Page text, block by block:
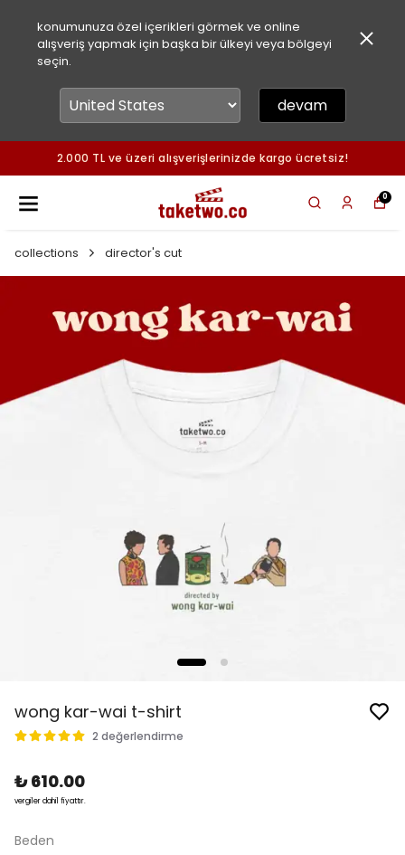
konumunuza özel içerikleri görmek ve online
alışveriş yapmak için başka bir ülkeyi veya bölgeyi
seçin.
devam
2.000 TL ve üzeri alışverişlerinizde kargo ücretsiz!
0
collections director's cut
wong kar-wai t-shirt
2 değerlendirme
₺ 610.00
vergiler dahil fiyattır.
Beden